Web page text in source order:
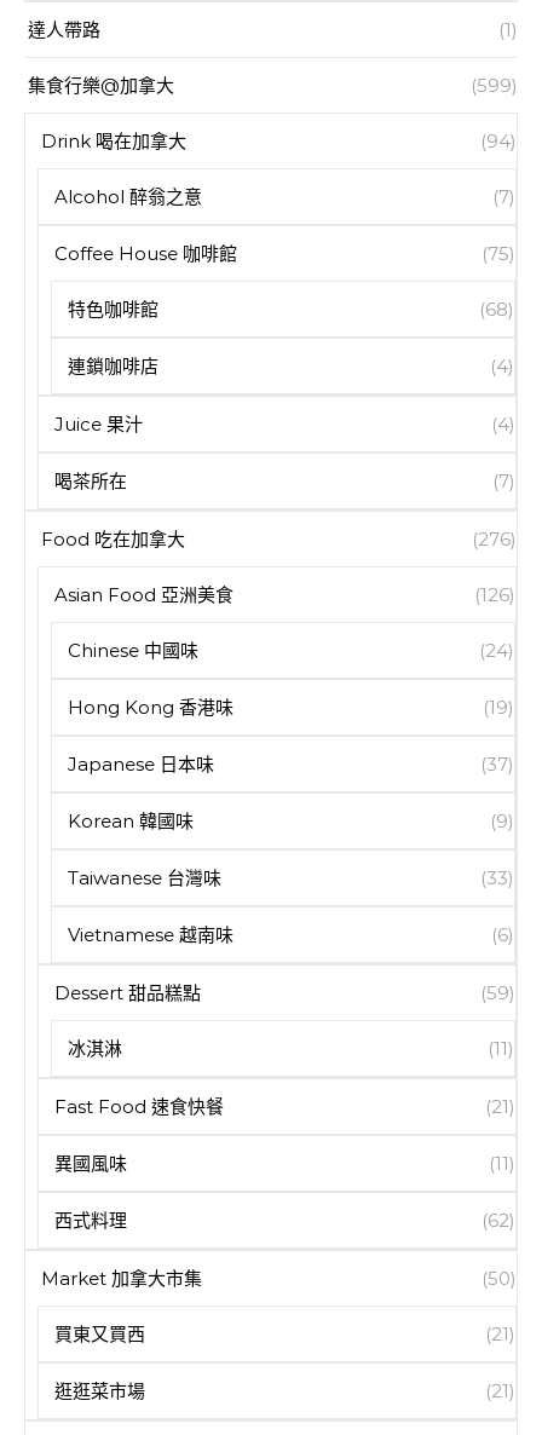
達人帶路 (1)
集食行樂@加拿大 (599)
Drink 喝在加拿大 (94)
Alcohol 醉翁之意 (7)
Coffee House 咖啡館 (75)
特色咖啡館 (68)
連鎖咖啡店 (4)
Juice 果汁 (4)
喝茶所在 (7)
Food 吃在加拿大 (276)
Asian Food 亞洲美食 (126)
Chinese 中國味 (24)
Hong Kong 香港味 (19)
Japanese 日本味 (37)
Korean 韓國味 (9)
Taiwanese 台灣味 (33)
Vietnamese 越南味 (6)
Dessert 甜品糕點 (59)
冰淇淋 (11)
Fast Food 速食快餐 (21)
異國風味 (11)
西式料理 (62)
Market 加拿大市集 (50)
買東又買西 (21)
逛逛菜市場 (21)